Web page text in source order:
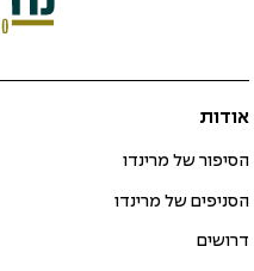
אודות
הסיפור של מרינדו
הסניפים של מרינדו
דרושים